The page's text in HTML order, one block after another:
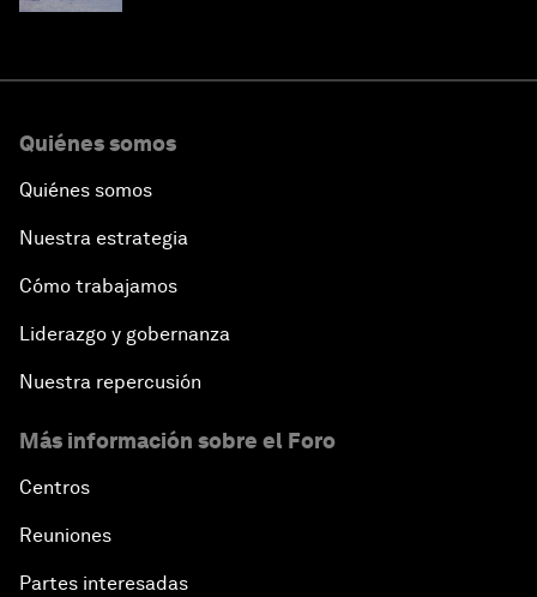
Quiénes somos
Quiénes somos
Nuestra estrategia
Cómo trabajamos
Liderazgo y gobernanza
Nuestra repercusión
Más información sobre el Foro
Centros
Reuniones
Partes interesadas